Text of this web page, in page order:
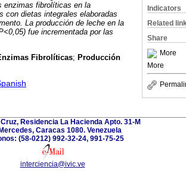
Indicators
Related
Share
More
More
enzimas fibrolíticas en la
con dietas integrales elaboradas
La producción de leche en la
fue incrementada por las
Fibrolíticas; Producción
Residencia La Hacienda Apto. 31-M
Caracas 1080. Venezuela
(58-0212) 992-32-24, 991-75-25
interciencia@ivic.ve